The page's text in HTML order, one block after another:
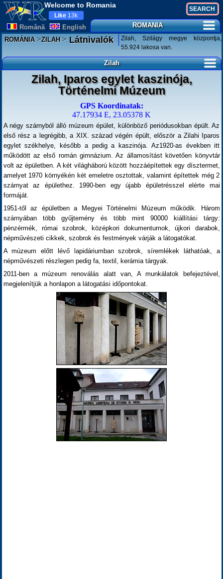
Welcome to Romania
Românã English
Like 13k
ROMANIA
ROMÁNIA>ZILAH>Látnivalók
Zilah, Szilágy megye központja,
55.924 lakosa van.
Zilah
Zilah, Iparos egylet kaszinója,
Történelmi Múzeum
GPS Koordinatak:
47.17934 E, 23.05378 K
A négy szárnyból álló múzeum épület, különböző periódusokban épült. Az
első rész a legrégibb, a XIX. század végén épült, először a Zilahi Iparos
egylet székhelye, később a pedig a kaszinója. Az1920-as években itt
működött az első román gimnázium. Az államosítást követően könyvtár
volt az épületben. A két világháború között hozzáépítettek egy dísztermet,
amelyet 1970 környékén két emeletre osztottak, valamint építettek még 2
szárnyat az épülethez. 1990-ben egy újabb épületrésszel elérte mai
formáját.
1951-től az épületben a Megyei Történelmi Múzeum működik. Három
szárnyában több gyűjtemény és több mint 90000 kiállítási tárgy:
pénzérmék, római szobrok, középkori dokumentumok, újkori darabok,
népművészeti cikkek, szobrok és festmények várják a látogatókat.
A múzeum előtt lévő lapidáriumban szobrok, síremlékek láthatóak, a
népművészeti részlegen pedig fa, textil, kerámia tárgyak.
2011-ben a múzeum renoválás alatt van, A munkálatok befejeztével,
megjelenítjük a honlapon a látogatási időpontokat.